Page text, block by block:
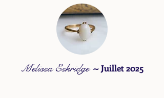
Melissa Eskridge~Juillet 2025